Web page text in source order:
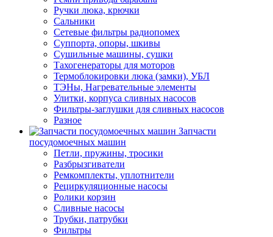
Ручки люка, крючки
Сальники
Сетевые фильтры радиопомех
Суппорта, опоры, шкивы
Сушильные машины, сушки
Тахогенераторы для моторов
Термоблокировки люка (замки), УБЛ
ТЭНы, Нагревательные элементы
Улитки, корпуса сливных насосов
Фильтры-заглушки для сливных насосов
Разное
Запчасти
посудомоечных машин
Петли, пружины, тросики
Разбрызгиватели
Ремкомплекты, уплотнители
Рециркуляционные насосы
Ролики корзин
Сливные насосы
Трубки, патрубки
Фильтры